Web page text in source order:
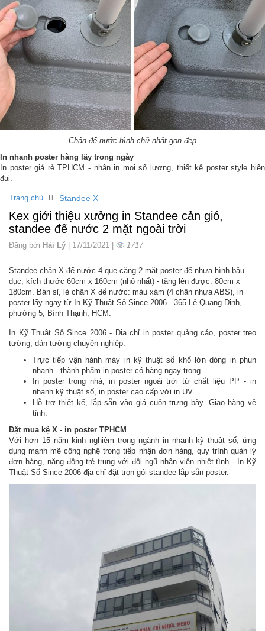
Chân đế nước hình chữ nhật gọn đẹp
In nhanh poster hàng lấy trong ngày
In poster giá rẻ TPHCM - nhận in mọi số lượng, thiết kế poster style hiện
đại.
Trang chủ Standee X
Kex giới thiệu xưởng in Standee cản gió,
standee đế nước 2 mặt ngoài trời
Đăng bởi Hải Lý | 17/11/2021 | 1717
Standee chân X đế nước 4 que căng 2 mặt poster đế nhựa hình bầu
dục, kích thước 60cm x 160cm (nhỏ nhất) - tăng lên được: 80cm x
180cm. Bán sỉ, lẻ chân X đế nước: màu xám (4 chân nhựa ABS), in
poster lấy ngay từ In Kỹ Thuật Số Since 2006 - 365 Lê Quang Định,
phường 5, Bình Thạnh, HCM.
In Kỹ Thuật Số Since 2006 - Địa chỉ in poster quảng cáo, poster treo
tường, dán tường chuyên nghiệp:
Trực tiếp vận hành máy in kỹ thuật số khổ lớn dòng in phun
nhanh - thành phẩm in poster có hàng ngay trong
In poster trong nhà, in poster ngoài trời từ chất liệu PP - in
nhanh kỹ thuật số, in poster cao cấp với in UV.
Hỗ trợ thiết kế, lắp sẵn vào giá cuốn trưng bày. Giao hàng về
tỉnh.
Đặt mua kệ X - in poster TPHCM
Với hơn 15 năm kinh nghiệm trong ngành in nhanh kỹ thuật số, ứng
dụng mạnh mẽ công nghệ trong tiếp nhận đơn hàng, quy trình quản lý
đơn hàng, năng động trẻ trung với đội ngũ nhân viên nhiệt tình - In Kỹ
Thuật Số Since 2006 địa chỉ đặt trọn gói standee lắp sẵn poster.